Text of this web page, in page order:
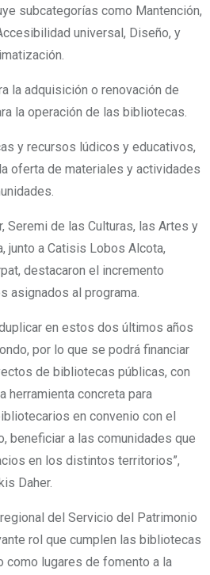
subcategorías como Mantención,
universal, Diseño, y
la adquisición o renovación de
la operación de las bibliotecas.
y recursos lúdicos y educativos,
oferta de materiales y actividades
Seremi de las Culturas, las Artes y
junto a Catisis Lobos Alcota,
destacaron el incremento
asignados al programa.
en estos dos últimos años
por lo que se podrá financiar
de bibliotecas públicas, con
herramienta concreta para
en convenio con el
beneficiar a las comunidades que
en los distintos territorios”,
Daher.
del Servicio del Patrimonio
rol que cumplen las bibliotecas
como lugares de fomento a la